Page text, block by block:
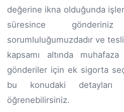
değerine ikna olduğunda
süresince
sorumluluğumuzdadır ve
kapsamı altında
gönderiler için ek sigorta
bu konudaki detayları
öğrenebilirsiniz.